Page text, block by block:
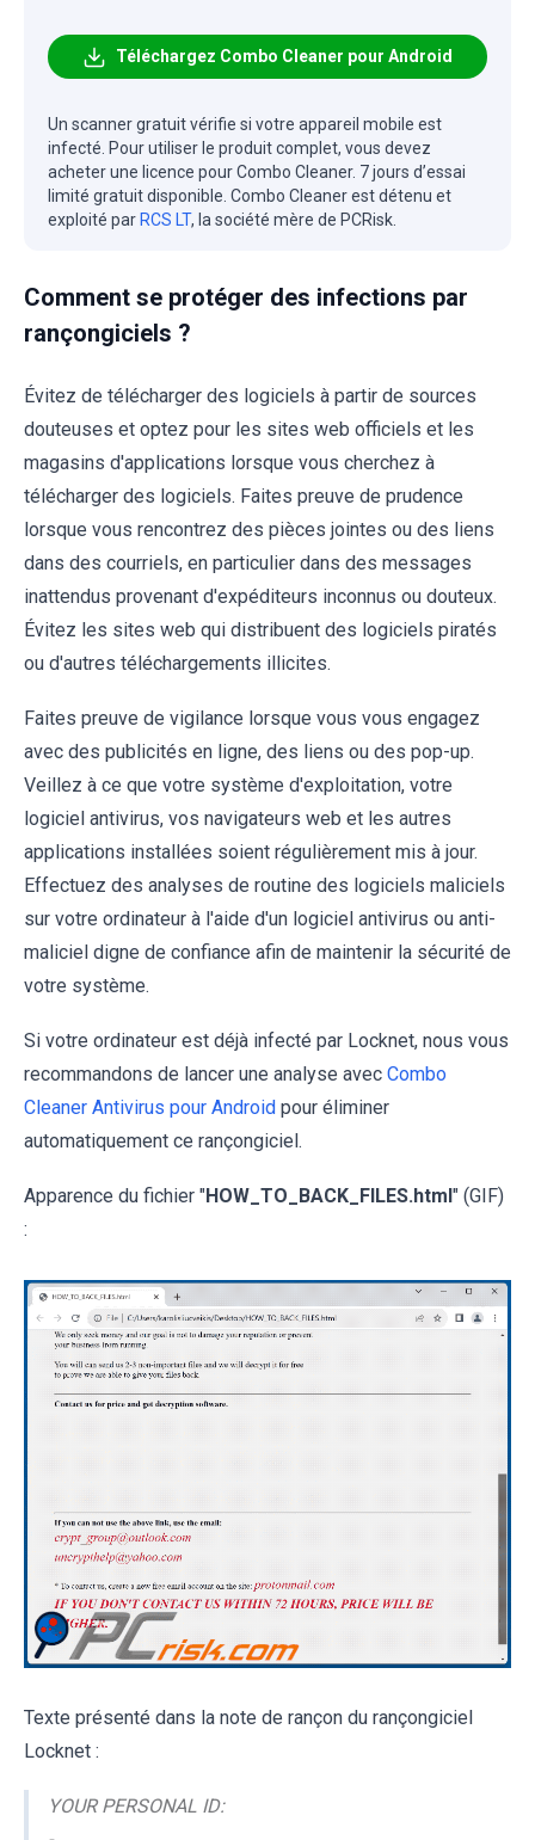
Téléchargez Combo Cleaner pour Android
Un scanner gratuit vérifie si votre appareil mobile est
infecté. Pour utiliser le produit complet, vous devez
acheter une licence pour Combo Cleaner. 7 jours d’essai
limité gratuit disponible. Combo Cleaner est détenu et
exploité par RCS LT, la société mère de PCRisk.
Comment se protéger des infections par
rançongiciels ?
Évitez de télécharger des logiciels à partir de sources
douteuses et optez pour les sites web officiels et les
magasins d'applications lorsque vous cherchez à
télécharger des logiciels. Faites preuve de prudence
lorsque vous rencontrez des pièces jointes ou des liens
dans des courriels, en particulier dans des messages
inattendus provenant d'expéditeurs inconnus ou douteux.
Évitez les sites web qui distribuent des logiciels piratés
ou d'autres téléchargements illicites.
Faites preuve de vigilance lorsque vous vous engagez
avec des publicités en ligne, des liens ou des pop-up.
Veillez à ce que votre système d'exploitation, votre
logiciel antivirus, vos navigateurs web et les autres
applications installées soient régulièrement mis à jour.
Effectuez des analyses de routine des logiciels maliciels
sur votre ordinateur à l'aide d'un logiciel antivirus ou anti-
maliciel digne de confiance afin de maintenir la sécurité de
votre système.
Si votre ordinateur est déjà infecté par Locknet, nous vous
recommandons de lancer une analyse avec Combo
Cleaner Antivirus pour Android pour éliminer
automatiquement ce rançongiciel.
Apparence du fichier "HOW_TO_BACK_FILES.html " (GIF)
:
Texte présenté dans la note de rançon du rançongiciel
Locknet :
YOUR PERSONAL ID: